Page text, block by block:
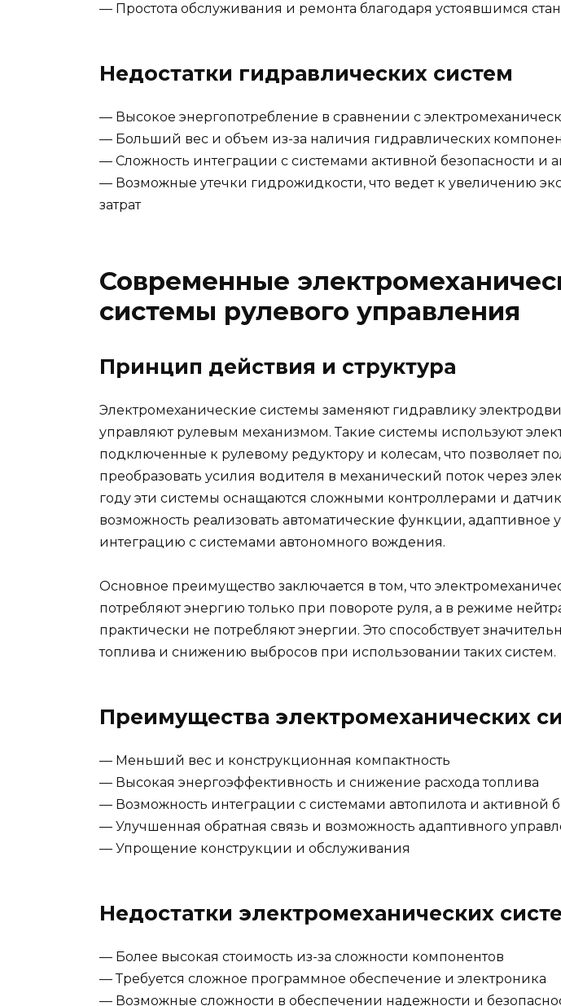
— Простота обслуживания и ремонта благодаря устоявшимся
Недостатки гидравлических систем
— Высокое энергопотребление в сравнении с
— Больший вес и объем из-за наличия гидравлических
— Сложность интеграции с системами активной безопасности и
— Возможные утечки гидрожидкости, что ведет к увеличению
затрат
Современные
системы рулевого управления
Принцип действия и структура
Электромеханические системы заменяют гидравлику
управляют рулевым механизмом. Такие системы используют
подключенные к рулевому редуктору и колесам, что позволяет
преобразовать усилия водителя в механический поток через
году эти системы оснащаются сложными контроллерами и
возможность реализовать автоматические функции, адаптивное
интеграцию с системами автономного вождения.
Основное преимущество заключается в том, что
потребляют энергию только при повороте руля, а в режиме
практически не потребляют энергии. Это способствует
топлива и снижению выбросов при использовании таких систем.
Преимущества электромеханических
— Меньший вес и конструкционная компактность
— Высокая энергоэффективность и снижение расхода топлива
— Возможность интеграции с системами автопилота и активной
— Улучшенная обратная связь и возможность адаптивного
— Упрощение конструкции и обслуживания
Недостатки электромеханических
— Более высокая стоимость из-за сложности компонентов
— Требуется сложное программное обеспечение и электроника
— Возможные сложности в обеспечении надежности и